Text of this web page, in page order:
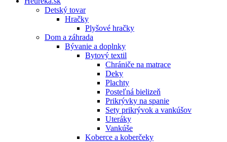
Detský tovar
Hračky
Plyšové hračky
Dom a záhrada
Bývanie a doplnky
Bytový textil
Chrániče na matrace
Deky
Plachty
Posteľná bielizeň
Prikrývky na spanie
Sety prikrývok a vankúšov
Uteráky
Vankúše
Koberce a koberčeky